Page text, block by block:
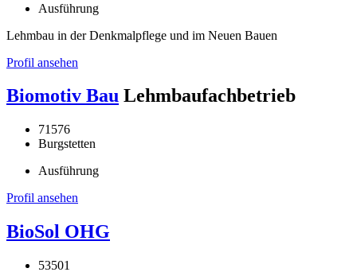
Ausführung
Lehmbau in der Denkmalpflege und im Neuen Bauen
Profil ansehen
Biomotiv Bau Lehmbaufachbetrieb
71576
Burgstetten
Ausführung
Profil ansehen
BioSol OHG
53501